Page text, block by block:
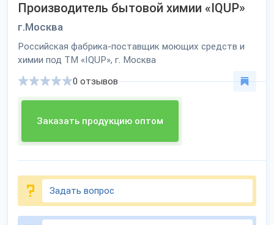
Производитель бытовой химии «IQUP»
г.Москва
Российская фабрика-поставщик моющих средств и
химии под ТМ «IQUP», г. Москва
Заказать продукцию оптом
0 отзывов
Задать вопрос